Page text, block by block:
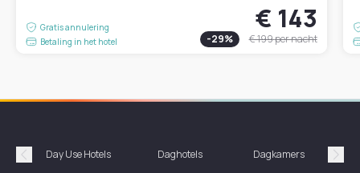
Gratis annulering
Betaling in het hotel
€ 143
-29% € 199per nacht
Précédent
Day Use Hotels Daghotels Dagkamers